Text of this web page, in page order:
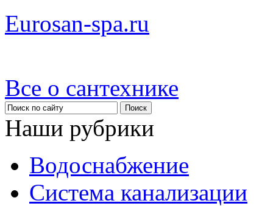
Eurosan-spa.ru
Все о сантехнике
Наши рубрики
Водоснабжение
Система канализации